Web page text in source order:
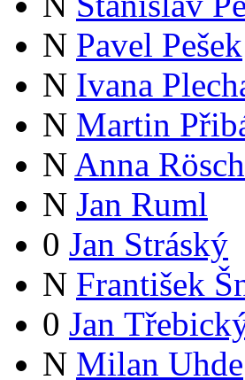
N Pavel Pešek
N Ivana
N Martin
N Anna
N Jan Ruml
0 Jan Stráský
N František
0 Jan
N Milan Uhde